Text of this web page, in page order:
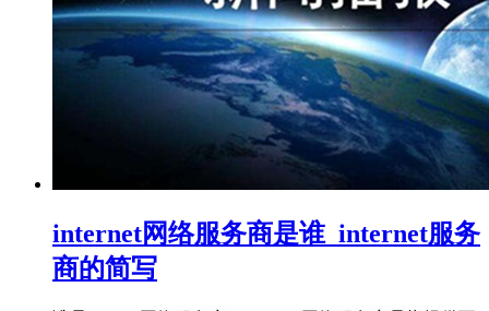
internet网络服务商是谁_internet服务
商的简写